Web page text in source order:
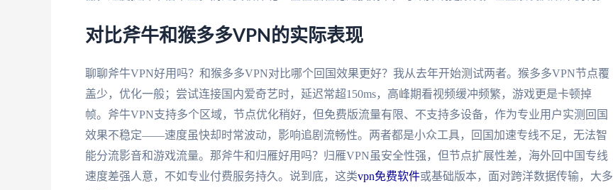
对比斧牛和猴多多VPN的实际表现
聊聊斧牛VPN好用吗？和猴多多VPN对比哪个回国效果更好？我从去年开始测试两者。猴多多VPN节点覆
盖少，优化一般；尝试连接国内爱奇艺时，延迟常超150ms，高峰期看视频缓冲频繁，游戏更是卡顿掉
帧。斧牛VPN支持多个区域，节点优化稍好，但免费版流量有限、不支持多设备，作为专业用户实测回国
效果不稳定——速度虽快却时常波动，影响追剧流畅性。两者都是小众工具，回国加速专线不足，无法智
能分流影音和游戏流量。那斧牛和归雁好用吗？归雁VPN虽安全性强，但节点扩展性差，海外回中国专线
速度差强人意，不如专业付费服务持久。说到底，这类vpn免费软件或基础版本，面对跨洋数据传输，大多